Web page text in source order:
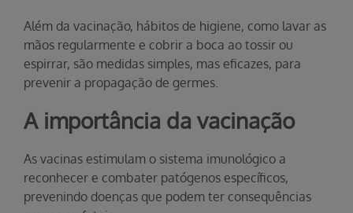
Além da vacinação, hábitos de higiene, como lavar as
mãos regularmente e cobrir a boca ao tossir ou
espirrar, são medidas simples, mas eficazes, para
prevenir a propagação de germes.
A importância da vacinação
As vacinas estimulam o sistema imunológico a
reconhecer e combater patógenos específicos,
prevenindo doenças que podem ter consequências